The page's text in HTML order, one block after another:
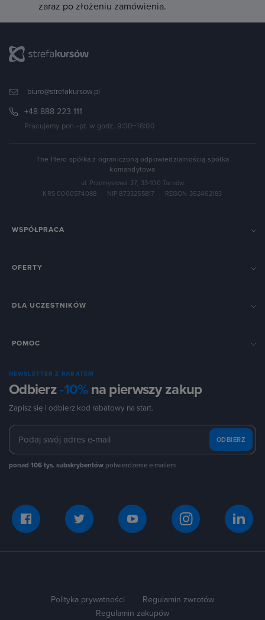
zaraz po złożeniu zamówienia.
biuro@strefakursow.pl
+48 888 223 111
Pracujemy pon.–pt. w godz. 9:00–16:00
The Hero spółka z ograniczoną odpowiedzialnością spółka
komandytowa
ul. Przemysłowa 27, 33-100 Tarnów
KRS 0000574088
NIP 8733255817 REGON 362462183
WSPÓŁPRACA
OFERTY
DLA UCZESTNIKÓW
POMOC
NEWSLETTER Z RABATEM
Odbierz-10%na pierwszy zakup
Zapisz się i odbierz kod rabatowy na start.
ODBIERZ
ponad 106 tys. subskrybentów potwierdzenie e-mailem
Polityka prywatności
Regulamin zwrotów
Regulamin zakupów